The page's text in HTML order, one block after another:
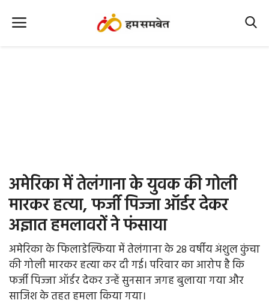
Office Office
Political Gossips
Farm & Food
Opinion
अमेरिका में तेलंगाना के युवक की गोली
मारकर हत्या, फर्जी पिज्जा ऑर्डर देकर
अज्ञात हमलावरों ने फंसाया
अमेरिका के फिलाडेल्फिया में तेलंगाना के 28 वर्षीय अंशुल कुंचा
की गोली मारकर हत्या कर दी गई। परिवार का आरोप है कि
फर्जी पिज्जा ऑर्डर देकर उन्हें सुनसान जगह बुलाया गया और
साजिश के तहत हमला किया गया।